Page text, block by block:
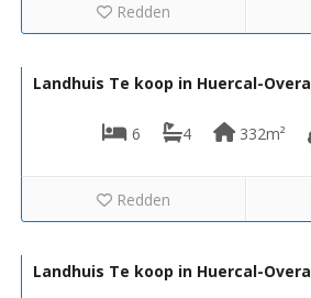
Redden
Landhuis Te koop in Huercal-Overa
6 4 332m²
Redden
Landhuis Te koop in Huercal-Overa